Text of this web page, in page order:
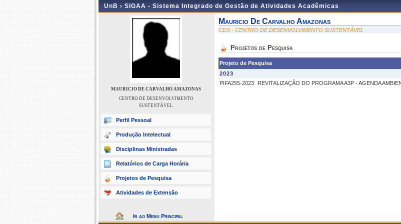
UnB › SIGAA - Sistema Integrado de Gestão de Atividades Acadêmicas
MAURICIO DE CARVALHO AMAZONAS
CENTRO DE DESENVOLVIMENTO
SUSTENTÁVEL
Perfil Pessoal
Produção Intelectual
Disciplinas Ministradas
Relatórios de Carga Horária
Projetos de Pesquisa
Atividades de Extensão
Ir ao Menu Principal
Mauricio De Carvalho Amazonas
CDS - CENTRO DE DESENVOLVIMENTO SUSTENTÁVEL
Projetos de Pesquisa
Projeto de Pesquisa
2023
PIFA255-2023
REVITALIZAÇÃO DO PROGRAMA A3P - AGENDA